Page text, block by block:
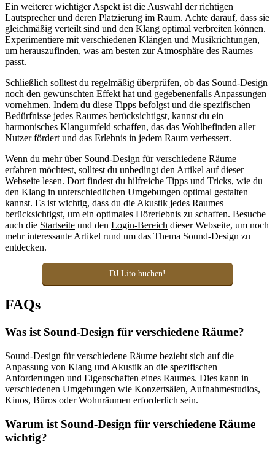
Ein weiterer wichtiger Aspekt ist die Auswahl der richtigen
Lautsprecher und deren Platzierung im Raum. Achte darauf, dass sie
gleichmäßig verteilt sind und den Klang optimal verbreiten können.
Experimentiere mit verschiedenen Klängen und Musikrichtungen,
um herauszufinden, was am besten zur Atmosphäre des Raumes
passt.
Schließlich solltest du regelmäßig überprüfen, ob das Sound-Design
noch den gewünschten Effekt hat und gegebenenfalls Anpassungen
vornehmen. Indem du diese Tipps befolgst und die spezifischen
Bedürfnisse jedes Raumes berücksichtigst, kannst du ein
harmonisches Klangumfeld schaffen, das das Wohlbefinden aller
Nutzer fördert und das Erlebnis in jedem Raum verbessert.
Wenn du mehr über Sound-Design für verschiedene Räume
erfahren möchtest, solltest du unbedingt den Artikel aufdieser
Webseite lesen. Dort findest du hilfreiche Tipps und Tricks, wie du
den Klang in unterschiedlichen Umgebungen optimal gestalten
kannst. Es ist wichtig, dass du die Akustik jedes Raumes
berücksichtigst, um ein optimales Hörerlebnis zu schaffen. Besuche
auch die Startseite und den Login-Bereich dieser Webseite, um noch
mehr interessante Artikel rund um das Thema Sound-Design zu
entdecken.
DJ Lito buchen!
FAQs
Was ist Sound-Design für verschiedene Räume?
Sound-Design für verschiedene Räume bezieht sich auf die
Anpassung von Klang und Akustik an die spezifischen
Anforderungen und Eigenschaften eines Raumes. Dies kann in
verschiedenen Umgebungen wie Konzertsälen, Aufnahmestudios,
Kinos, Büros oder Wohnräumen erforderlich sein.
Warum ist Sound-Design für verschiedene Räume
wichtig?